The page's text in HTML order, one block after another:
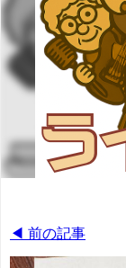
◀ 前の記事